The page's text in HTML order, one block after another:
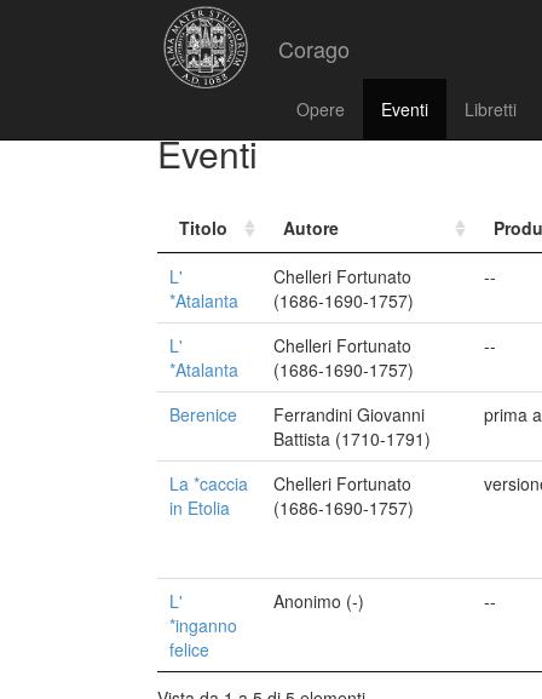
Corago
Opere Eventi Libretti
Eventi
Titolo Autore
L'
*Atalanta
Chelleri Fortunato
(1686-1690-1757)
--
L'
*Atalanta
Chelleri Fortunato
(1686-1690-1757)
--
Berenice
Ferrandini Giovanni
Battista (1710-1791)
prima
La *caccia
in Etolia
Chelleri Fortunato
(1686-1690-1757)
L'
*inganno
felice
Anonimo (-) --